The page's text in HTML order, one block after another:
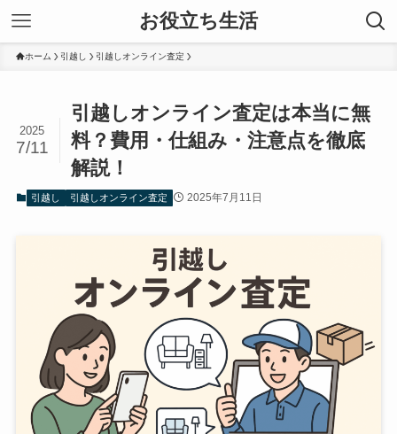
お役立ち生活
ホーム 引越し 引越しオンライン査定
引越しオンライン査定は本当に無
料？費用・仕組み・注意点を徹底
解説！
2025
7/11
引越し 引越しオンライン査定 2025年7月11日